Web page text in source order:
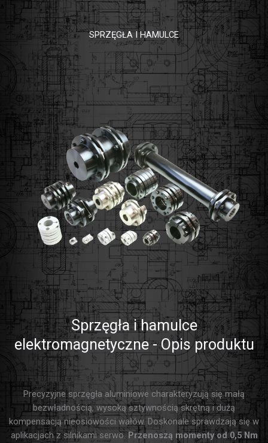
SPRZĘGŁA I HAMULCE
Sprzęgła i hamulce
elektromagnetyczne - Opis produktu
Precyzyjne sprzęgła aluminiowe charakteryzują się małą
bezwładnością, wysoką sztywnością skrętną i dużą
kompensacją nieosiowości wałów. Doskonale sprawdzają się w
aplikacjach z silnikami serwo.Przenoszą momenty od 0,5 Nm